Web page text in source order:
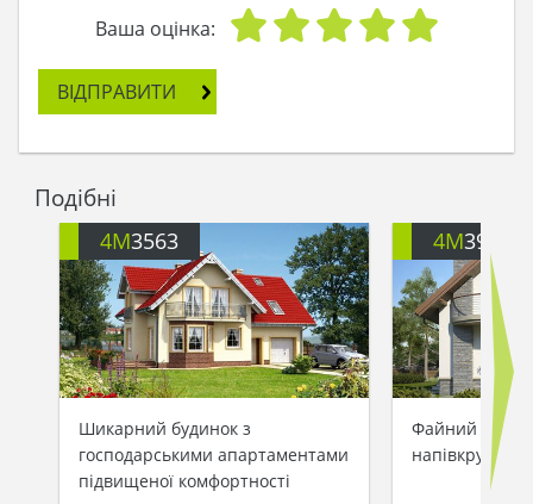
Ваша оцінка:
ВІДПРАВИТИ
Подібні
4M3563
Шикарний будинок з
господарськими апартаментами
підвищеної комфортності
4M391
Файний